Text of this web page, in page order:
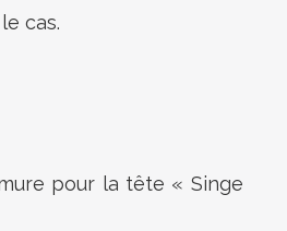
cas.
pour la tête « Singe